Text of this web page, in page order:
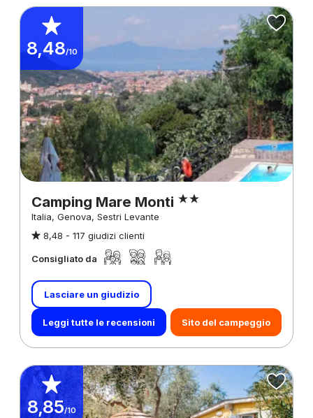
8,48/10
Camping Mare Monti
Italia, Genova, Sestri Levante
8,48 - 117 giudizi clienti
Consigliato da
Lasciare un giudizio
Leggi tutte le recensioni Sito del campeggio
8,85/10